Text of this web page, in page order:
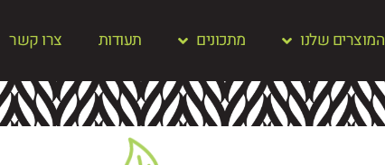
המוצרים שלנו מתכונים תעודות צרו קשר